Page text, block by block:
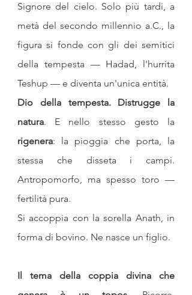
Signore del cielo. Solo più tardi, a
metà del secondo millennio a.C., la
figura si fonde con gli dei semitici
della tempesta — Hadad, l'hurrita
Teshup — e diventa un'unica entità.
Dio della tempesta. Distrugge la
natura
rigenera: la pioggia che porta, la
stessa che disseta i campi.
Antropomorfo, ma spesso toro —
fertilità pura.
Si accoppia con la sorella Anath, in
forma di bovino. Ne nasce un figlio.
Il tema della coppia divina che